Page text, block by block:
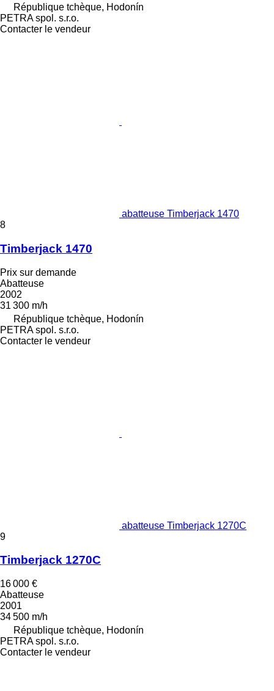
République tchèque, Hodonín
PETRA spol. s.r.o.
Contacter le vendeur
abatteuse Timberjack 1470
8
Timberjack 1470
Prix sur demande
Abatteuse
2002
31 300 m/h
République tchèque, Hodonín
PETRA spol. s.r.o.
Contacter le vendeur
abatteuse Timberjack 1270C
9
Timberjack 1270C
16 000 €
Abatteuse
2001
34 500 m/h
République tchèque, Hodonín
PETRA spol. s.r.o.
Contacter le vendeur